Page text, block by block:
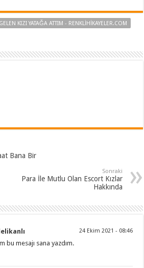
KIZI YATAĞA ATTIM - RENKLIHIKAYELER.COM
Bana Bir
Sonraki
Para İle Mutlu Olan Escort Kızlar
Hakkında
24 Ekim 2021 - 08:46
bu mesajı sana yazdım.